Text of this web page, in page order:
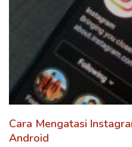
Cara Mengatasi
Android